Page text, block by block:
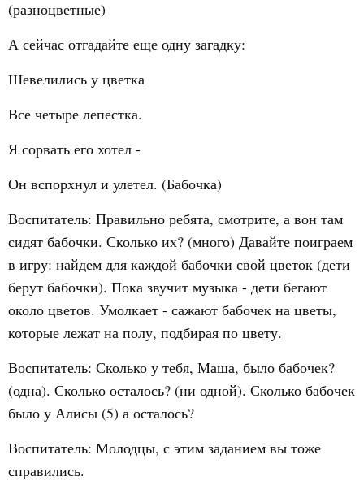
(разноцветные)
А сейчас отгадайте еще одну загадку:
Шевелились у цветка
Все четыре лепестка.
Я сорвать его хотел -
Он вспорхнул и улетел. (Бабочка)
Воспитатель: Правильно ребята, смотрите, а вон там
сидят бабочки. Сколько их? (много) Давайте поиграем
в игру: найдем для каждой бабочки свой цветок (дети
берут бабочки). Пока звучит музыка - дети бегают
около цветов. Умолкает - сажают бабочек на цветы,
которые лежат на полу, подбирая по цвету.
Воспитатель: Сколько у тебя, Маша, было бабочек?
(одна). Сколько осталось? (ни одной). Сколько бабочек
было у Алисы (5) а осталось?
Воспитатель: Молодцы, с этим заданием вы тоже
справились.